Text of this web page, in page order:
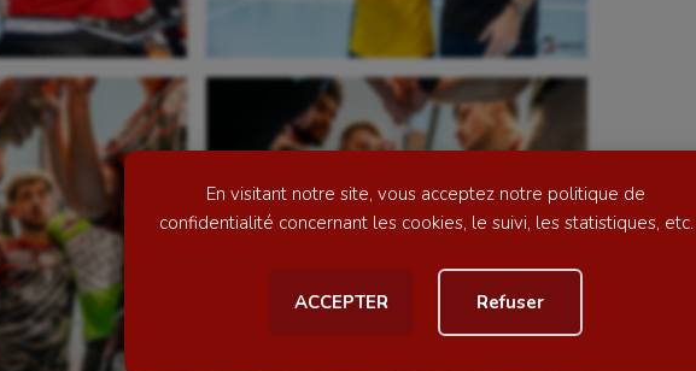
En visitant notre site, vous acceptez notre politique de
confidentialité concernant les cookies, le suivi, les statistiques, etc.
ACCEPTER Refuser
Equitation
Escalade
Escrime
Fitness
Flag football
Futsal
Golf
Korfbal
Longue paume
Moto
Natation artistique
Outdoor